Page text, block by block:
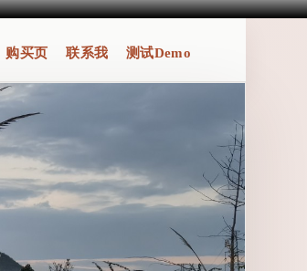
购买页 联系我 测试Demo